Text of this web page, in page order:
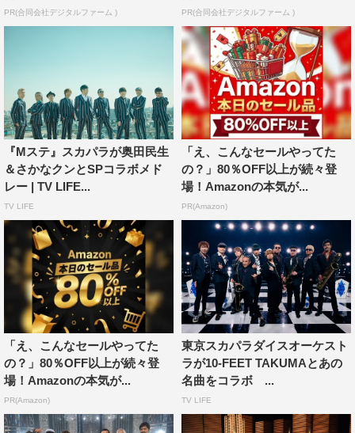
てラップに挑戦したという。また、スカパラとTAKUMA
の共演は「閃光 feat.10-FEET」以来2度目となるが、
TAKUMAが地上波放送で歌唱するのは13年ぶりとなる。
『Love music』
フジテレビ系
3月10日（金）午後11時30分～11時58分
MC：森高千里、渡部 建
ゲスト：東京スカパラダイスオーケストラ
尾崎世界観（クリープハイプ）
さかなクン
TAKUMA（10-FEET）
番組サイト： http://www.fujitv.co.jp/lovemusic
東京スカパラダイスオーケストラ
「Paradise Has NO BORDER」
3月8日（水）リリース
PR(合同会社デジタルファーム ) PR(合同会社デジタルファーム )
『Mステ』スカパラが奥田民生
＆さかなクンとSPコラボメド
レー | TV LIFE...
TV LIFE
「え、こんなセールやってた
の？」80％OFF以上が続々登
場！Amazonの本気が...
PR(Amazon)
「え、こんなセールやってた
の？」80％OFF以上が続々登
場！Amazonの本気が...
PR(Amazon)
東京スカパラダイスオーケスト
ラが10-FEET TAKUMAとあの
名曲をコラボ ...
TV LIFE